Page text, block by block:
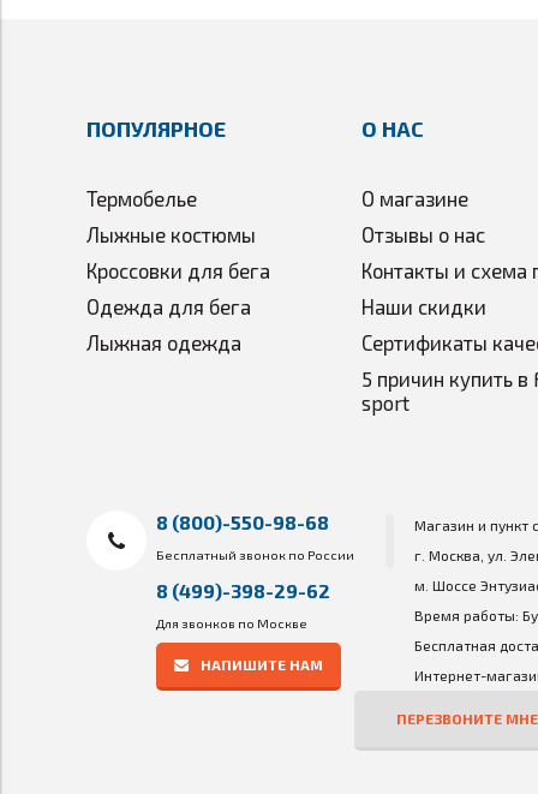
ПОПУЛЯРНОЕ
Термобелье
Лыжные костюмы
Кроссовки для бега
Одежда для бега
Лыжная одежда
О НАС
О магазине
Отзывы о нас
Контакты и схема
Наши скидки
Сертификаты
5 причин купить в
sport
8 (800)-550-98-68
Бесплатный звонок по России
8 (499)-398-29-62
Для звонков по Москве
НАПИШИТЕ НАМ
Магазин и пункт
г. Москва, ул.
м. Шоссе
Время работы:
Бесплатная
Интернет-
ПЕРЕЗВОНИТЕ МНЕ